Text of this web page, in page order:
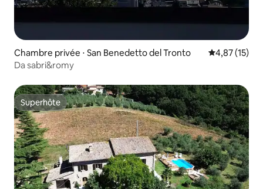
Chambre privée ⋅ San Benedetto del Tronto Évaluation
4,87 (15)
Da sabri&romy
Superhôte
Superhôte